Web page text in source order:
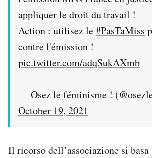
appliquer le droit du travail !
Action : utilisez le#PasTaMiss
contre l'émission !
pic.twitter.com/adqSukAXmb
— Osez le féminisme !
October 19, 2021
Il ricorso dell’associazione si